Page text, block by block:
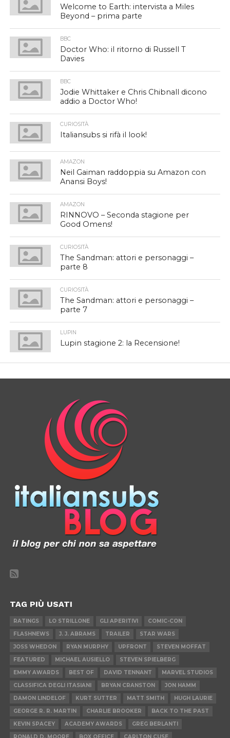
Welcome to Earth: intervista a Miles
Beyond – prima parte
BBC
Doctor Who: il ritorno di Russell T
Davies
BBC
Jodie Whittaker e Chris Chibnall dicono
addio a Doctor Who!
CURIOSITÀ
Italiansubs si rifà il look!
AMAZON
Neil Gaiman raddoppia su Amazon con
Anansi Boys!
AMAZON
RINNOVO – Seconda stagione per
Good Omens!
CURIOSITÀ
The Sandman: attori e personaggi –
parte 8
CURIOSITÀ
The Sandman: attori e personaggi –
parte 7
LUPIN
Lupin stagione 2: la Recensione!
TAG PIÙ USATI
RATINGS LO STRILLONE GLI APERITIVI
COMIC-CON
FLASHNEWS
J. J. ABRAMS TRAILER
STAR WARS
JOSS WHEDON
RYAN MURPHY UPFRONT
STEVEN MOFFAT
FEATURED
MICHAEL AUSIELLO
STEVEN SPIELBERG
EMMY AWARDS
BEST OF DAVID TENNANT
MARVEL STUDIOS
CLASSIFICA DEGLI ITASIANI
BRYAN CRANSTON
JON HAMM
DAMON LINDELOF
KURT SUTTER MATT SMITH
HUGH LAURIE
GEORGE R. R. MARTIN
CHARLIE BROOKER
BACK TO THE PAST
KEVIN SPACEY
ACADEMY AWARDS
GREG BERLANTI
RONALD D. MOORE
BOX OFFICE CARLTON CUSE